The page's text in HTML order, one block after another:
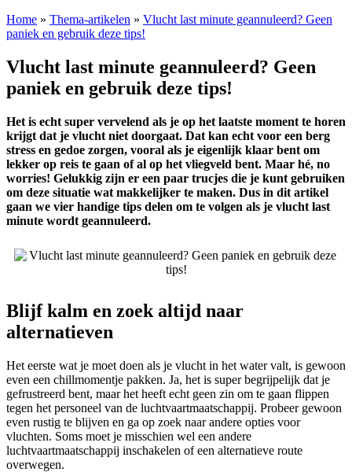
Home » Thema-artikelen » Vlucht last minute geannuleerd? Geen
paniek en gebruik deze tips!
Vlucht last minute geannuleerd? Geen
paniek en gebruik deze tips!
Het is echt super vervelend als je op het laatste moment te horen
krijgt dat je vlucht niet doorgaat. Dat kan echt voor een berg
stress en gedoe zorgen, vooral als je eigenlijk klaar bent om
lekker op reis te gaan of al op het vliegveld bent. Maar hé, no
worries! Gelukkig zijn er een paar trucjes die je kunt gebruiken
om deze situatie wat makkelijker te maken. Dus in dit artikel
gaan we vier handige tips delen om te volgen als je vlucht last
minute wordt geannuleerd.
Blijf kalm en zoek altijd naar
alternatieven
Het eerste wat je moet doen als je vlucht in het water valt, is gewoon
even een chillmomentje pakken. Ja, het is super begrijpelijk dat je
gefrustreerd bent, maar het heeft echt geen zin om te gaan flippen
tegen het personeel van de luchtvaartmaatschappij. Probeer gewoon
even rustig te blijven en ga op zoek naar andere opties voor
vluchten. Soms moet je misschien wel een andere
luchtvaartmaatschappij inschakelen of een alternatieve route
overwegen.